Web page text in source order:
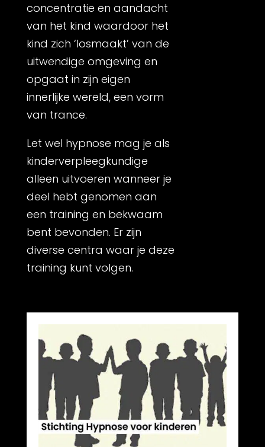
concentratie en aandacht
van het kind waardoor het
kind zich ‘losmaakt’ van de
uitwendige omgeving en
opgaat in zijn eigen
innerlijke wereld, een vorm
van trance.
Let wel hypnose mag je als
kinderverpleegkundige
alleen uitvoeren wanneer je
deel hebt genomen aan
een training en bekwaam
bent bevonden. Er zijn
diverse centra waar je deze
training kunt volgen.